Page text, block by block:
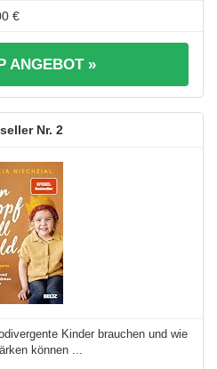
€
ANGEBOT »
2
Kinder brauchen und wie
können ...